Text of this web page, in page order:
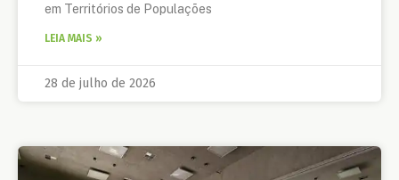
em Territórios de Populações
LEIA MAIS »
28 de julho de 2026